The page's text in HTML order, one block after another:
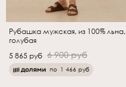
Рубашка мужская, из 100% льна,
голубая
5 865 руб 6 900 руб
по 1 466 руб